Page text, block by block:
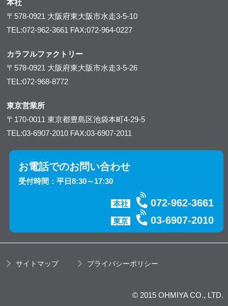
本社
〒578-0921 大阪府東大阪市水走3-5-10
TEL:072-962-3661 FAX:072-964-0227
カラフルファクトリー
〒578-0921 大阪府東大阪市水走3-5-26
TEL:072-968-8772
東京営業所
〒170-0011東京都豊島区池袋本町4-29-5
TEL:03-6907-2010 FAX:03-6907-2011
お電話でのお問い合わせ
受付時間：平日8:30～17:30
本社 072-962-3661
東京 03-6907-2010
サイトマップ プライバシーポリシー
© 2015 OHMIYA CO., LTD.